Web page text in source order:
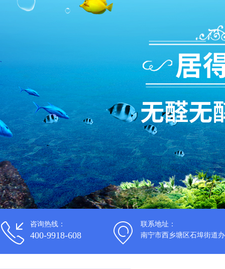
咨询热线：
400-9918-608
联系地址：
南宁市西乡塘区石埠街道